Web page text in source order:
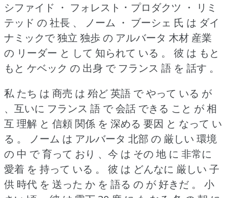
シファイド ・ フォレスト ･ プロダクツ ・ リミ
テッド の 社長 、 ノーム ・ ブーシェ 氏 は ダイ
ナミックで 独立 独歩 の アルバータ 木材 産業
の リーダー と して 知られて いる 。
彼 は もと
もと ケベック の 出身 で フランス 語 を 話す 。
私 たち は 商売 は 殆ど 英語 で やって いる が
、互いに フランス 語 で 会話 できる こと が 相
互 理解 と 信頼 関係 を 深める 要因 と なって い
る 。
ノーム は アルバータ 北部 の 厳しい 環境
の 中 で 育って おり 、今 は その 地 に 非常に
愛着 を 持って いる 。
彼 は どんなに 厳しい 子
供 時代 を 送った か を 語る の が 好きだ 。
小